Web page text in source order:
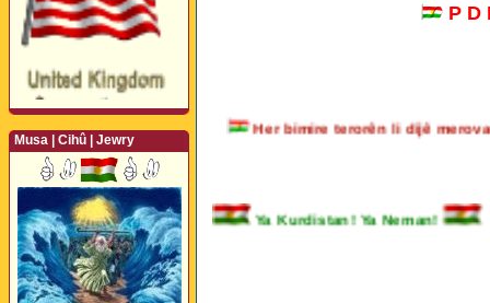
Perwerde ya Zimanê
Kurdî û Îngîlîzî
Musa | Cihû | Jewry
P D
Her bimire terorên li dijê
Ya Kurdistan! Ya Neman!